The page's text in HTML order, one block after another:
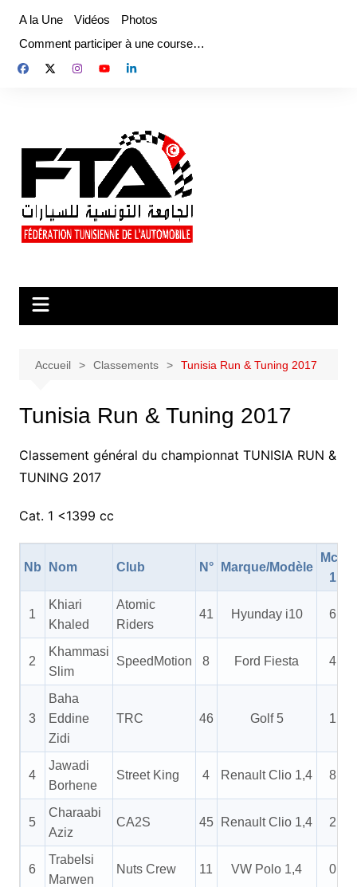
contenu
A la Une Vidéos
Photos
Comment participer à une course…
Accueil Classements Tunisia Run & Tuning 2017
Tunisia Run & Tuning 2017
Classement général du championnat TUNISIA RUN &
TUNING 2017
Cat. 1 <1399 cc
Nb Nom Club N° Marque/Modèle
Mch
1
1
Khiari
Khaled
Atomic
Riders
41 Hyunday i10 6
2
Khammasi
Slim
SpeedMotion 8 Ford Fiesta 4
3
Baha
Eddine
Zidi
TRC 46 Golf 5 1
4
Jawadi
Borhene
Street King 4 Renault Clio 1,4 8
5
Charaabi
Aziz
CA2S 45 Renault Clio 1,4 2
6
Trabelsi
Marwen
Nuts Crew 11 VW Polo 1,4 0